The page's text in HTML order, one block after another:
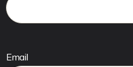
Email